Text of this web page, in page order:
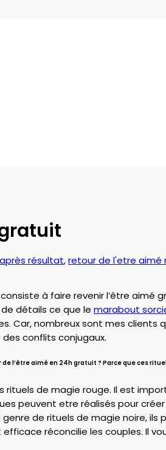
résultat,retour de l'etre aimé
à faire revenir l’être
détails ce que le marabout
Car, nombreux sont mes
conflits conjugaux.
l’être aimé en 24h gratuit ? Parce que ces
rituels de magie rouge. Il est
peuvent etre réalisés pour
de rituels de magie noire,
réconcilie les couples. Il